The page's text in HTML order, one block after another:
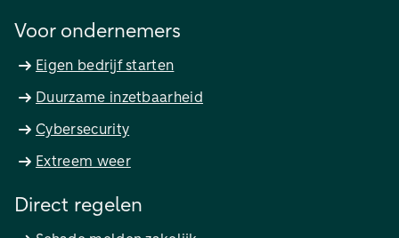
Voor ondernemers
Eigen bedrijf starten
Duurzame inzetbaarheid
Cybersecurity
Extreem weer
Direct regelen